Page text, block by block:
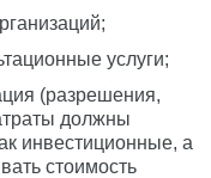
услуги;
(разрешения,
должны
инвестиционные, а
стоимость